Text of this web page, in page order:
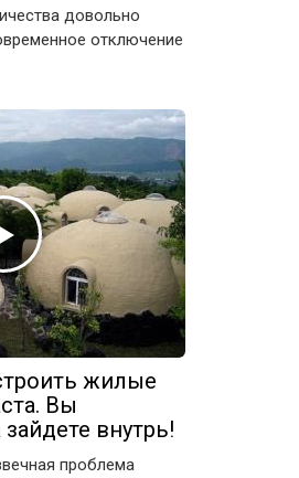
довольно
отключение
жилые
Вы
внутрь!
проблема